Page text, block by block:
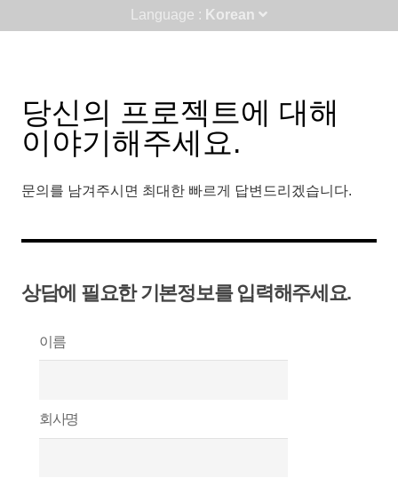
Language : Korean
당신의 프로젝트에 대해
이야기해주세요.
문의를 남겨주시면 최대한 빠르게 답변드리겠습니다.
상담에 필요한 기본정보를 입력해주세요.
이름
회사명